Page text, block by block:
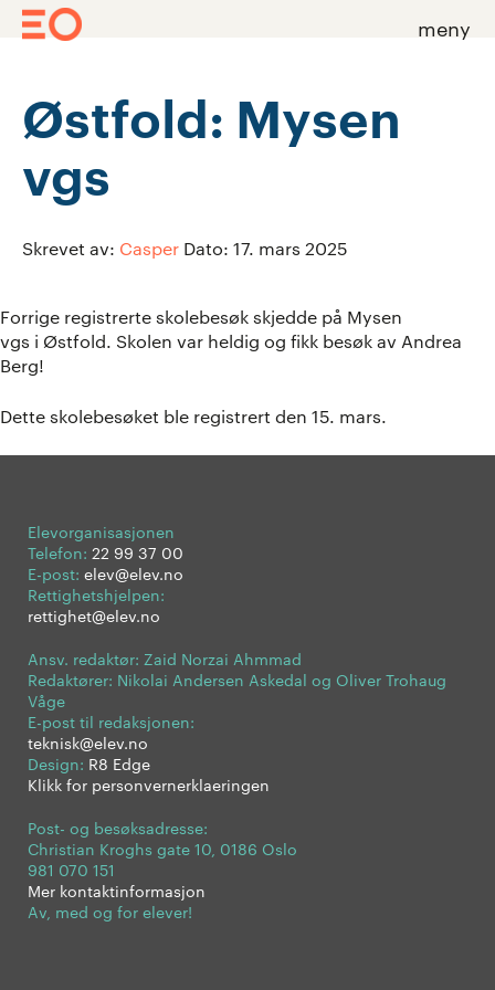
content
meny
Østfold: Mysen
vgs
Skrevet av: Casper Dato: 17. mars 2025
Forrige registrerte skolebesøk skjedde på Mysen
vgs i Østfold. Skolen var heldig og fikk besøk av Andrea
Berg!
Dette skolebesøket ble registrert den 15. mars.
Elevorganisasjonen
Telefon: 22 99 37 00
E-post: elev@elev.no
Rettighetshjelpen:
rettighet@elev.no
Ansv. redaktør: Zaid Norzai Ahmmad
Redaktører: Nikolai Andersen Askedal og Oliver Trohaug
Våge
E-post til redaksjonen:
teknisk@elev.no
Design: R8 Edge
Klikk for personvernerklaeringen
Post- og besøksadresse:
Christian Kroghs gate 10, 0186 Oslo
981 070 151
Mer kontaktinformasjon
Av, med og for elever!